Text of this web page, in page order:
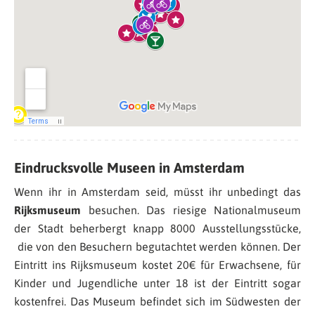
Eindrucksvolle Museen in Amsterdam
Wenn ihr in Amsterdam seid, müsst ihr unbedingt das
Rijksmuseum besuchen. Das riesige Nationalmuseum
der Stadt beherbergt knapp 8000 Ausstellungsstücke,
die von den Besuchern begutachtet werden können. Der
Eintritt ins Rijksmuseum kostet 20€ für Erwachsene, für
Kinder und Jugendliche unter 18 ist der Eintritt sogar
kostenfrei. Das Museum befindet sich im Südwesten der